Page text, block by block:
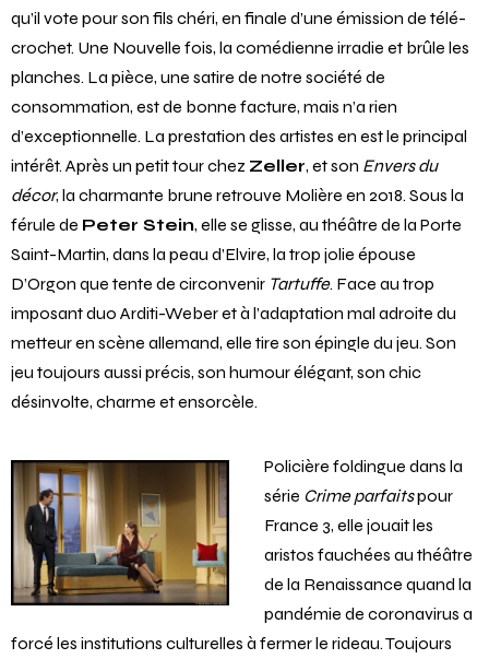
qu’il vote pour son fils chéri, en finale d’une émission de télé-
crochet. Une Nouvelle fois, la comédienne irradie et brûle les
planches. La pièce, une satire de notre société de
consommation, est de bonne facture, mais n’a rien
d’exceptionnelle. La prestation des artistes en est le principal
intérêt. Après un petit tour chez Zeller, et son Envers du
décor, la charmante brune retrouve Molière en 2018. Sous la
férule de Peter Stein, elle se glisse, au théâtre de la Porte
Saint-Martin, dans la peau d’Elvire, la trop jolie épouse
D’Orgon que tente de circonvenir Tartuffe. Face au trop
imposant duo Arditi-Weber et à l’adaptation mal adroite du
metteur en scène allemand, elle tire son épingle du jeu. Son
jeu toujours aussi précis, son humour élégant, son chic
désinvolte, charme et ensorcèle.
Policière foldingue dans la
série Crime parfaitspour
France 3, elle jouait les
aristos fauchées au théâtre
de la Renaissance quand la
pandémie de coronavirus a
forcé les institutions culturelles à fermer le rideau. Toujours